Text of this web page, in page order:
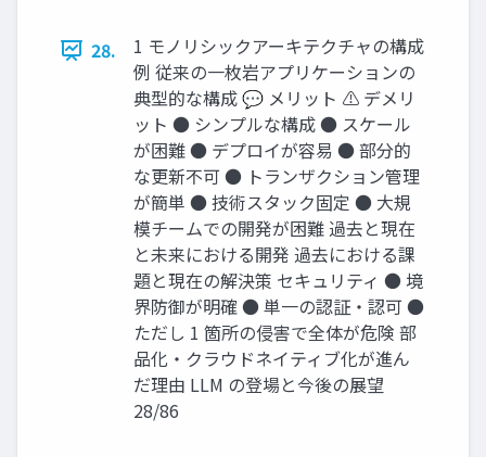
28.
1 モノリシックアーキテクチャの構成
例 従来の一枚岩アプリケーションの
典型的な構成 💬 メリット ⚠️ デメリ
ット ● シンプルな構成 ● スケール
が困難 ● デプロイが容易 ● 部分的
な更新不可 ● トランザクション管理
が簡単 ● 技術スタック固定 ● 大規
模チームでの開発が困難 過去と現在
と未来における開発 過去における課
題と現在の解決策 セキュリティ ● 境
界防御が明確 ● 単一の認証・認可 ●
ただし 1 箇所の侵害で全体が危険 部
品化・クラウドネイティブ化が進ん
だ理由 LLM の登場と今後の展望
28/86